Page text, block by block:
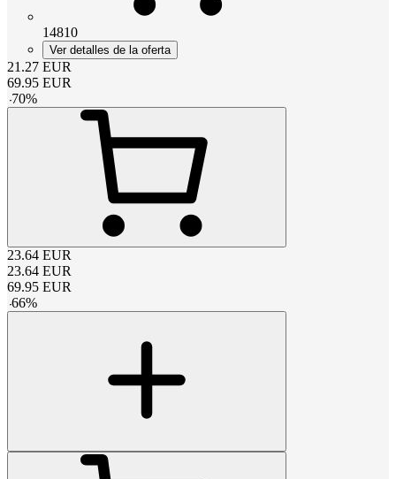
14810
Ver detalles de la oferta
21.27 EUR
69.95 EUR
-70%
23.64 EUR
23.64 EUR
69.95 EUR
-66%